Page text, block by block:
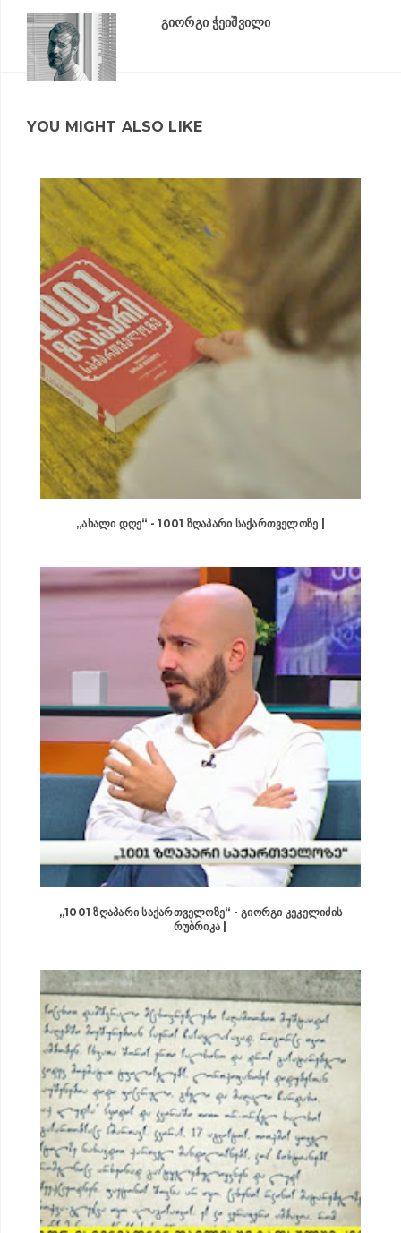
გიორგი ჭეიშვილი
YOU MIGHT ALSO LIKE
„ᲐᲮᲐᲚᲘ ᲓᲦᲔ“ - 1001 ᲖᲦᲐᲞᲐᲠᲘ ᲡᲐᲥᲐᲠᲗᲕᲔᲚᲝᲖᲔ |
„1001 ᲖᲦᲐᲞᲐᲠᲘ ᲡᲐᲥᲐᲠᲗᲕᲔᲚᲝᲖᲔ“ - ᲒᲘᲝᲠᲒᲘ ᲙᲔᲙᲔᲚᲘᲫᲘᲡ
ᲠᲣᲑᲠᲘᲙᲐ |